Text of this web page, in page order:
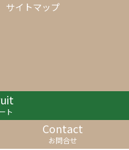
ト
Contact
お問合せ
サイトマップ